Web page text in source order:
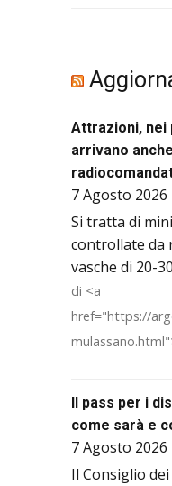
Attrazioni, nei
arrivano
7 Agosto 2026
Si tratta di
controllate da
vasche di 20-
di <a
href="https://
Il pass per i
come sarà e
7 Agosto 2026
Il Consiglio